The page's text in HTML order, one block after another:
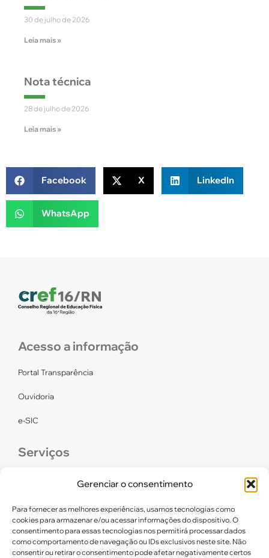
Gerenciar o consentimento
Para fornecer as melhores experiências, usamos tecnologias como
cookies para armazenar e/ou acessar informações do dispositivo. O
consentimento para essas tecnologias nos permitirá processar dados
como comportamento de navegação ou IDs exclusivos neste site. Não
consentir ou retirar o consentimento pode afetar negativamente certos
30 de julho de 2026
Leia mais »
Nota técnica
28 de julho de 2026
Leia mais »
Facebook X LinkedIn
WhatsApp
Acesso a informação
Portal Transparência
Ouvidoria
e-SIC
Serviços
Links úteis